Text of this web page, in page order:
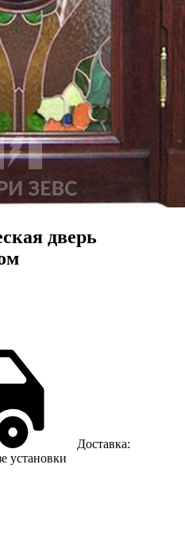
дверь
Доставка:
установки